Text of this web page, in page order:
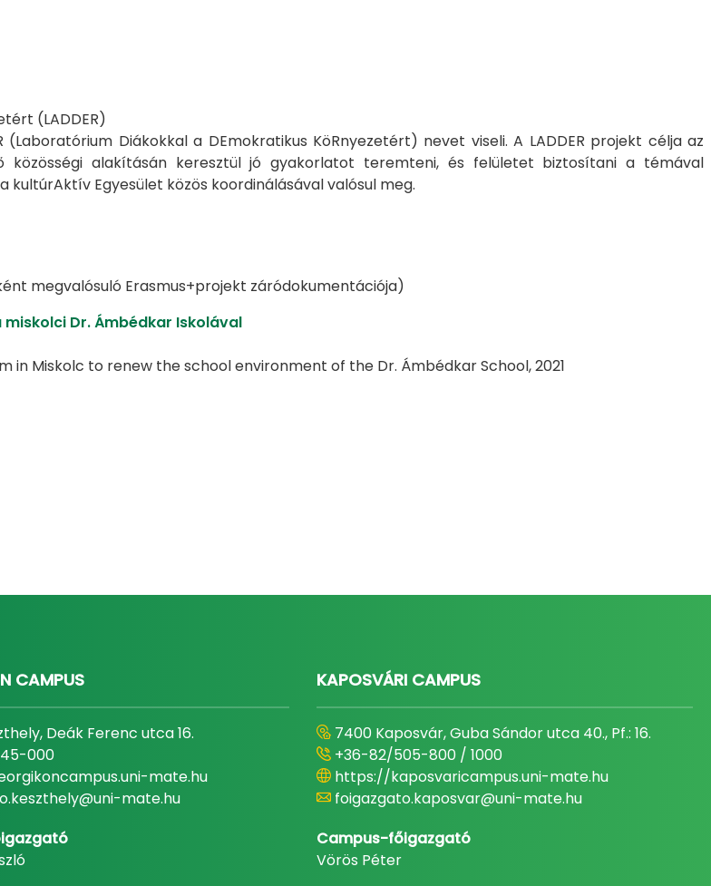
(LADDER)
(Laboratórium Diákokkal a DEmokratikus KöRnyezetért) nevet viseli. A LADDER projekt célja az
közösségi alakításán keresztül jó gyakorlatot teremteni, és felületet biztosítani a témával
Egyesület közös koordinálásával valósul meg.
megvalósuló Erasmus+projekt záródokumentációja)
Dr. Ámbédkar Iskolával
in Miskolc to renew the school environment of the Dr. Ámbédkar School, 2021
CAMPUS
Deák Ferenc utca 16.
000
mate.hu
mate.hu
KAPOSVÁRI CAMPUS
7400 Kaposvár, Guba Sándor utca 40., Pf.: 16.
+36-82/505-800 / 1000
https://kaposvaricampus.uni-mate.hu
foigazgato.kaposvar@uni-mate.hu
Campus-főigazgató
Vörös Péter